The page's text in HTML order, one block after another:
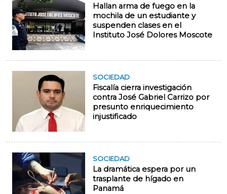
Hallan arma de fuego en la
mochila de un estudiante y
suspenden clases en el
Instituto José Dolores Moscote
SOCIEDAD
Fiscalía cierra investigación
contra José Gabriel Carrizo por
presunto enriquecimiento
injustificado
SOCIEDAD
La dramática espera por un
trasplante de hígado en
Panamá